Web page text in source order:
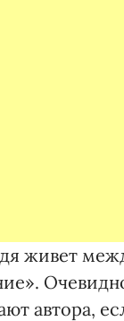
живет
автора,